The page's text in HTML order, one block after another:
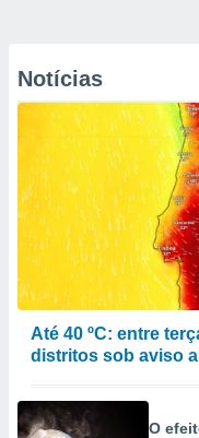
Notícias
Até 40 ºC: entre
distritos sob aviso
O